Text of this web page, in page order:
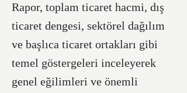
Rapor, toplam ticaret hacmi, dış
ticaret dengesi, sektörel dağılım
ve başlıca ticaret ortakları gibi
temel göstergeleri inceleyerek
genel eğilimleri ve önemli